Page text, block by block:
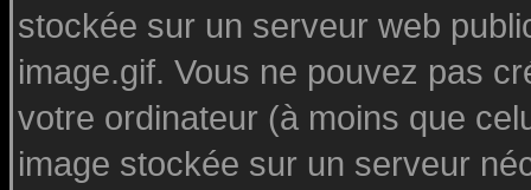
stockée sur un serveur web
image.gif. Vous ne pouvez pas
votre ordinateur (à moins que
image stockée sur un serveur